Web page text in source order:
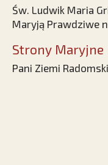
Św. Ludwik Maria
Maryją Prawdziwe
Strony Maryjne
Pani Ziemi